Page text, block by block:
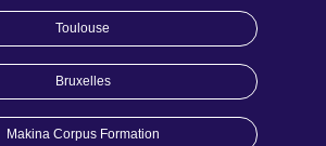
Toulouse
Bruxelles
Makina Corpus Formation